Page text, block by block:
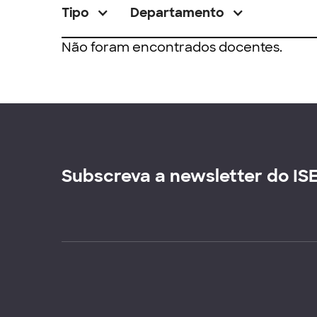
Tipo Departamento
Não foram encontrados docentes.
Subscreva a newsletter do